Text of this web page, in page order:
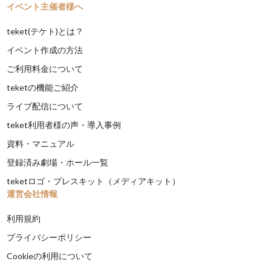
イベント主催者様へ
teket(テケト)とは？
イベント作成の方法
ご利用料金について
teketの機能ご紹介
ライブ配信について
teket利用者様の声・導入事例
資料・マニュアル
登録済み劇場・ホール一覧
teketロゴ・プレスキット（メディアキット）
運営会社情報
利用規約
プライバシーポリシー
Cookieの利用について